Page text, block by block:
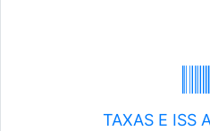
TAXAS E ISS